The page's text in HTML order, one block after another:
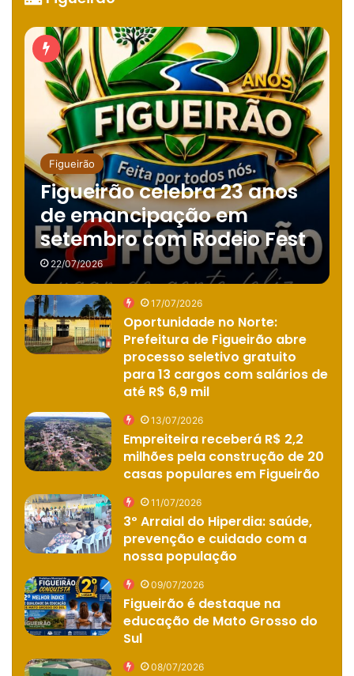
Figueirão
Figueirão celebra 23 anos
de emancipação em
setembro com Rodeio Fest
22/07/2026
17/07/2026
Oportunidade no Norte:
Prefeitura de Figueirão abre
processo seletivo gratuito
para 13 cargos com salários de
até R$ 6,9 mil
13/07/2026
Empreiteira receberá R$ 2,2
milhões pela construção de 20
casas populares em Figueirão
11/07/2026
3º Arraial do Hiperdia: saúde,
prevenção e cuidado com a
nossa população
09/07/2026
Figueirão é destaque na
educação de Mato Grosso do
Sul
08/07/2026